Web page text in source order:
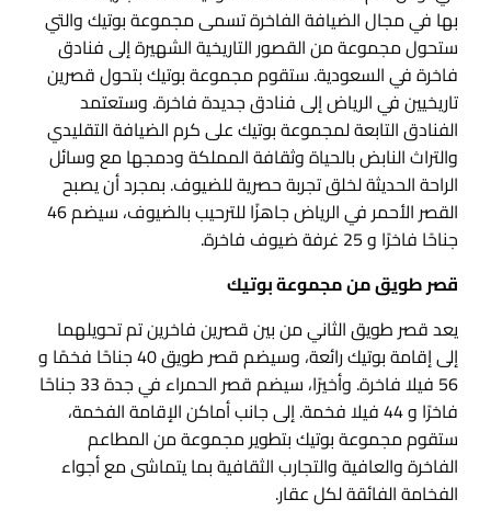
بها في مجال الضيافة الفاخرة تسمى مجموعة بوتيك والتي
ستحول مجموعة من القصور التاريخية الشهيرة إلى فنادق
فاخرة في السعودية. ستقوم مجموعة بوتيك بتحول قصرين
تاريخيين في الرياض إلى فنادق جديدة فاخرة. وستعتمد
الفنادق التابعة لمجموعة بوتيك على كرم الضيافة التقليدي
والتراث النابض بالحياة وثقافة المملكة ودمجها مع وسائل
الراحة الحديثة لخلق تجربة حصرية للضيوف. بمجرد أن يصبح
القصر الأحمر في الرياض جاهزًا للترحيب بالضيوف، سيضم 46
جناحًا فاخرًا و 25 غرفة ضيوف فاخرة.
قصر طويق من مجموعة بوتيك
يعد قصر طويق الثاني من بين قصرين فاخرين تم تحويلهما
إلى إقامة بوتيك رائعة، وسيضم قصر طويق 40 جناحًا فخمًا و
56 فيلا فاخرة. وأخيرًا، سيضم قصر الحمراء في جدة 33 جناحًا
فاخرًا و 44 فيلا فخمة. إلى جانب أماكن الإقامة الفخمة،
ستقوم مجموعة بوتيك بتطوير مجموعة من المطاعم
الفاخرة والعافية والتجارب الثقافية بما يتماشى مع أجواء
الفخامة الفائقة لكل عقار.